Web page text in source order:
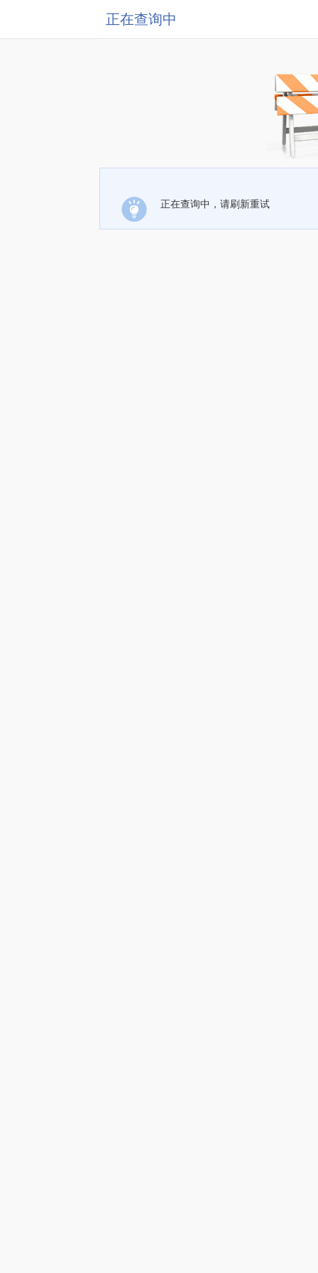
正在查询中
正在查询中，请刷新重试